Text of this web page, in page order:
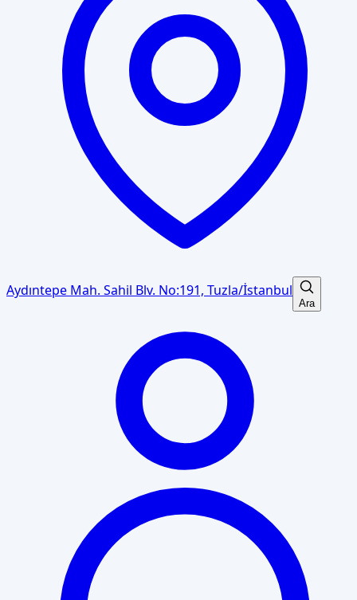
Aydıntepe Mah. Sahil Blv. No:191, Tuzla/İstanbul
Ara